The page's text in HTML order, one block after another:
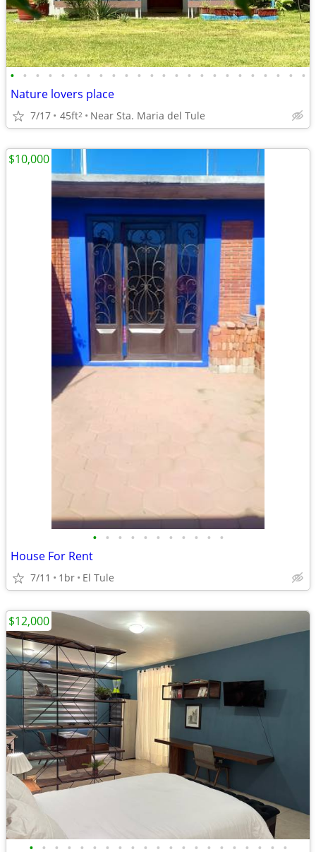
• • • • • • • • • • • • • • • • • • • • • • • •
Nature lovers place
7/17 45ft2 Near Sta. Maria del Tule
• • • • • • • • • • •
House For Rent
7/11 1br El Tule
$10,000
• • • • • • • • • • • • • • • • • • • • •
$12,000